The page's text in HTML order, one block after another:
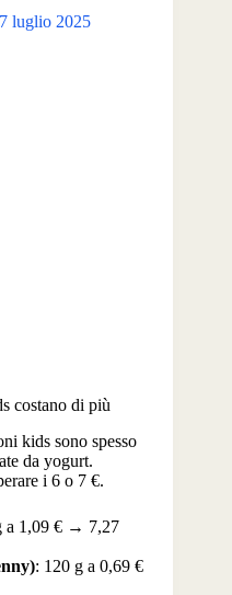
luglio 2025
costano di più
kids sono spesso
da yogurt.
i 6 o 7 €.
a 1,09 € → 7,27
: 120 g a 0,69 €